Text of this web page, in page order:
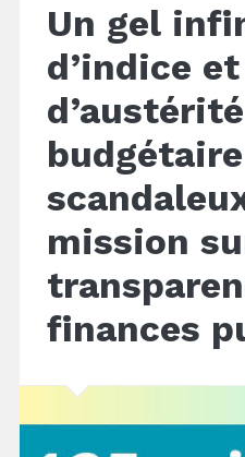
Un gel
d’indice
d’austérité
mission
finances